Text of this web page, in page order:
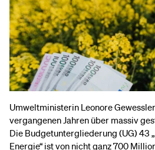
Umweltministerin Leonore
vergangenen Jahren über massiv
Die Budgetuntergliederung (UG) 43
Energie“ ist von nicht ganz 700